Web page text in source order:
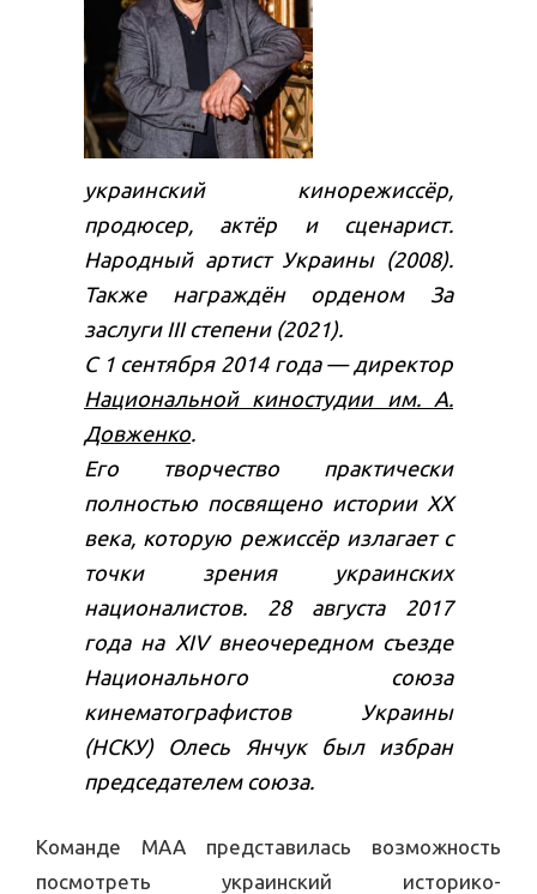
украинский кинорежиссёр,
продюсер, актёр и сценарист.
Народный артист Украины (2008).
Также награждён орденом За
заслуги III степени (2021).
С 1 сентября 2014 года — директор
Национальной киностудии им. А.
Довженко.
Его творчество практически
полностью посвящено истории XX
века, которую режиссёр излагает с
точки зрения украинских
националистов. 28 августа 2017
года на XIV внеочередном съезде
Национального союза
кинематографистов Украины
(НСКУ) Олесь Янчук был избран
председателем союза.
Команде МАА представилась возможность
посмотреть украинский историко-